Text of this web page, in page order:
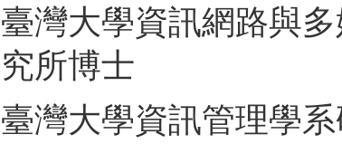
臺灣大學資訊網路與
究所博士
臺灣大學資訊管理學